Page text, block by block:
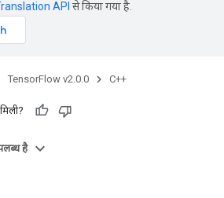
API से किया गया है.
TensorFlow v2.0.0 C++
है